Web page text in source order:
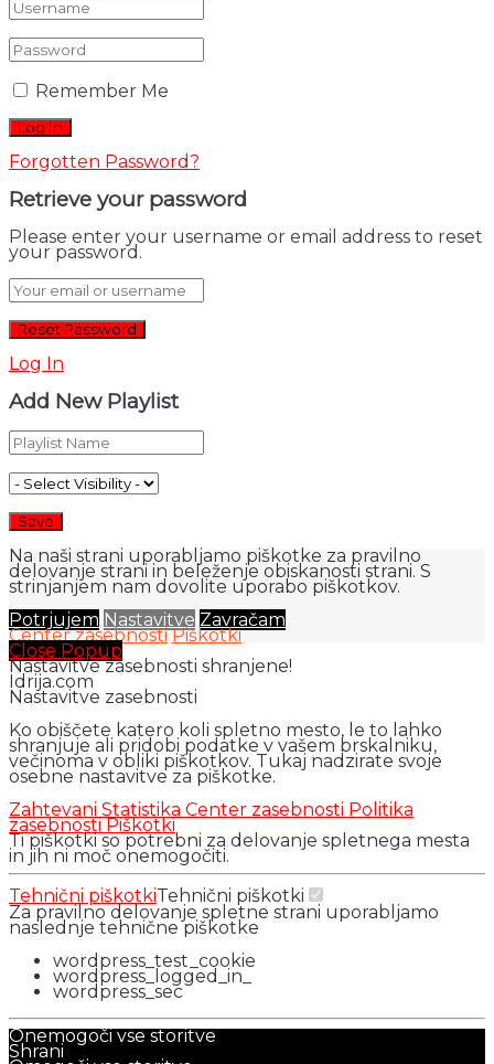
Remember Me
Forgotten Password?
Retrieve your password
Please enter your username or email address to reset
your password.
Log In
Add New Playlist
Na naši strani uporabljamo piškotke za pravilno
delovanje strani in beleženje obiskanosti strani. S
strinjanjem nam dovolite uporabo piškotkov.
Potrjujem Nastavitve Zavračam
Center zasebnosti Piškotki
Close Popup
Nastavitve zasebnosti shranjene!
Idrija.com
Nastavitve zasebnosti
Ko obiščete katero koli spletno mesto, le to lahko
shranjuje ali pridobi podatke v vašem brskalniku,
večinoma v obliki piškotkov. Tukaj nadzirate svoje
osebne nastavitve za piškotke.
Zahtevani Statistika Center zasebnosti Politika
zasebnosti Piškotki
Ti piškotki so potrebni za delovanje spletnega mesta
in jih ni moč onemogočiti.
Tehnični piškotkiTehnični piškotki
Za pravilno delovanje spletne strani uporabljamo
naslednje tehnične piškotke
wordpress_test_cookie
wordpress_logged_in_
wordpress_sec
Onemogoči vse storitve
Shrani